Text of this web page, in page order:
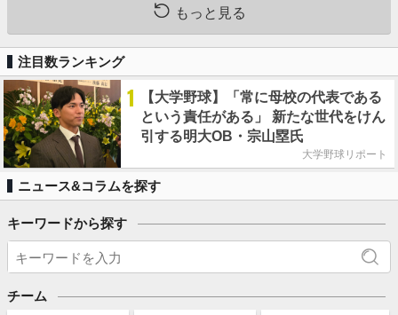
もっと見る
注目数ランキング
1
【大学野球】「常に母校の代表である
という責任がある」 新たな世代をけん
引する明大OB・宗山塁氏
大学野球リポート
ニュース&コラムを探す
キーワードから探す
チーム